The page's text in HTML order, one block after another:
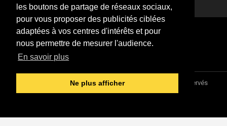
les boutons de partage de réseaux sociaux,
pour vous proposer des publicités ciblées
adaptées à vos centres d'intérêts et pour
nous permettre de mesurer l'audience.
En savoir plus
Ne plus afficher
Association "Parler d'sa vie" © 1997 - 2026 - Tous droits réservés